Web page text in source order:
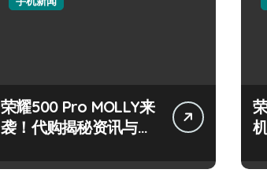
荣耀500 Pro MOLLY来
袭！代购揭秘资讯与超